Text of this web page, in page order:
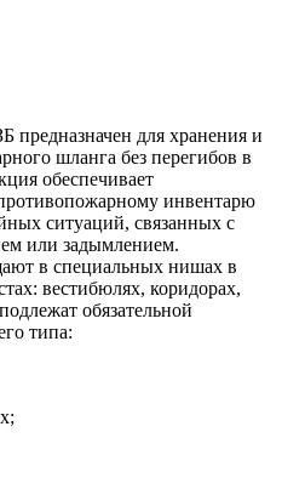
для хранения и
шланга без перегибов в
обеспечивает
инвентарю
ситуаций, связанных с
или задымлением.
в специальных нишах в
вестибюлях, коридорах,
обязательной
типа: